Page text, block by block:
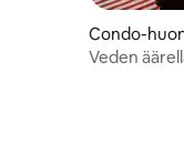
Condo-
ssa Portland
Veden